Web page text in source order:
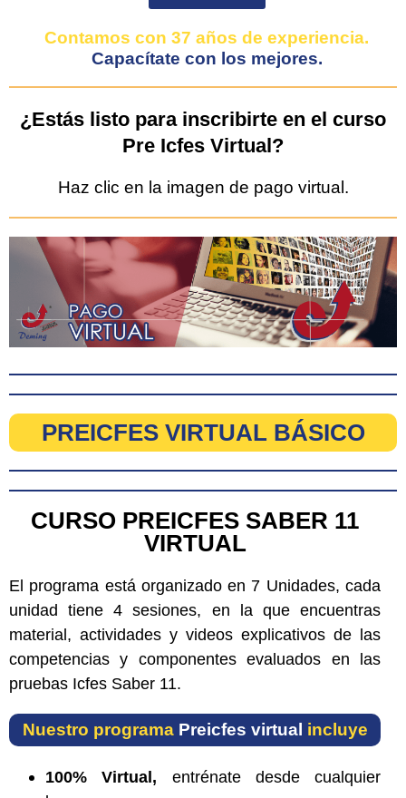
Contamos con 37 años de experiencia.
Capacítate con los mejores.
¿Estás listo para inscribirte en el curso
Pre Icfes Virtual?
Haz clic en la imagen de pago virtual.
PREICFES VIRTUAL BÁSICO
CURSO PREICFES SABER 11
VIRTUAL
El programa está organizado en 7 Unidades, cada
unidad tiene 4 sesiones, en la que encuentras
material, actividades y videos explicativos de las
competencias y componentes evaluados en las
pruebas Icfes Saber 11.
Nuestro programa Preicfes virtual incluye
100% Virtual, entrénate desde cualquier